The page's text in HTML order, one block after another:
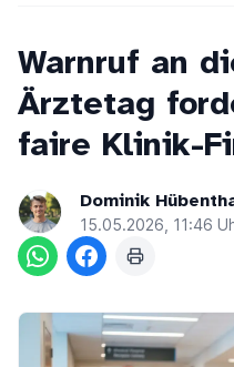
Warnruf an
Ärztetag
faire Klinik-
Dominik
15.05.2026, 11:46